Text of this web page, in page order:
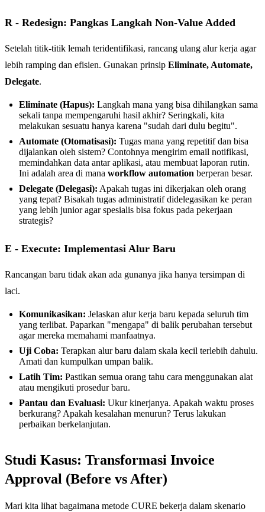
R - Redesign: Pangkas Langkah Non-Value Added
Setelah titik-titik lemah teridentifikasi, rancang ulang alur kerja agar
lebih ramping dan efisien. Gunakan prinsip Eliminate, Automate,
Delegate.
Eliminate (Hapus): Langkah mana yang bisa dihilangkan sama
sekali tanpa mempengaruhi hasil akhir? Seringkali, kita
melakukan sesuatu hanya karena "sudah dari dulu begitu".
Automate (Otomatisasi): Tugas mana yang repetitif dan bisa
dijalankan oleh sistem? Contohnya mengirim email notifikasi,
memindahkan data antar aplikasi, atau membuat laporan rutin.
Ini adalah area di mana workflow automation berperan besar.
Delegate (Delegasi): Apakah tugas ini dikerjakan oleh orang
yang tepat? Bisakah tugas administratif didelegasikan ke peran
yang lebih junior agar spesialis bisa fokus pada pekerjaan
strategis?
E - Execute: Implementasi Alur Baru
Rancangan baru tidak akan ada gunanya jika hanya tersimpan di
laci.
Komunikasikan: Jelaskan alur kerja baru kepada seluruh tim
yang terlibat. Paparkan "mengapa" di balik perubahan tersebut
agar mereka memahami manfaatnya.
Uji Coba: Terapkan alur baru dalam skala kecil terlebih dahulu.
Amati dan kumpulkan umpan balik.
Latih Tim: Pastikan semua orang tahu cara menggunakan alat
atau mengikuti prosedur baru.
Pantau dan Evaluasi: Ukur kinerjanya. Apakah waktu proses
berkurang? Apakah kesalahan menurun? Terus lakukan
perbaikan berkelanjutan.
Studi Kasus: Transformasi Invoice
Approval (Before vs After)
Mari kita lihat bagaimana metode CURE bekerja dalam skenario